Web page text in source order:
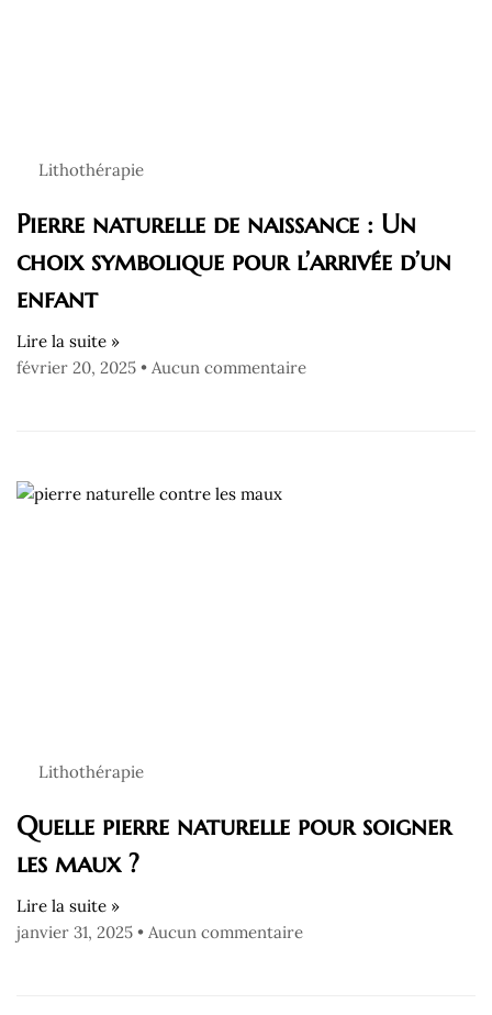
Lithothérapie
Pierre naturelle de naissance : Un
choix symbolique pour l’arrivée d’un
enfant
Lire la suite »
février 20, 2025
Aucun commentaire
Lithothérapie
Quelle pierre naturelle pour soigner
les maux ?
Lire la suite »
janvier 31, 2025
Aucun commentaire